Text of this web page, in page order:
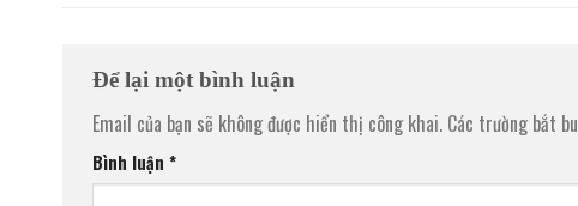
Để lại một bình luận
Email của bạn sẽ không được hiển thị công khai. Các trường bắt
Bình luận *